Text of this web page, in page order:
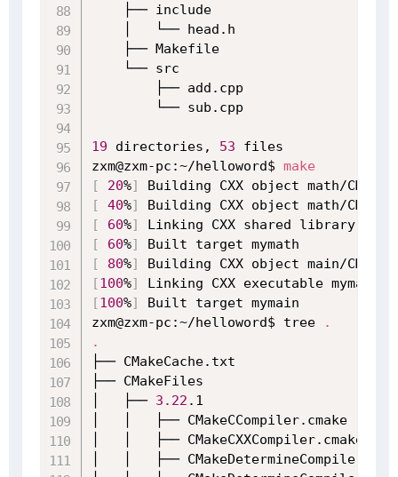
    ├── include
    │   └── head.h
    ├── Makefile
    └── src
        ├── add.cpp
        └── sub.cpp
19 directories, 53 files
zxm@zxm-pc:~/helloword$ make
[
20%]
[
40%]
[
60%]
[
60%]
[
80%]
[100%]
[100%]
Built target mymain
zxm@zxm-pc:~/helloword$ tree
.
.
├── CMakeCache.txt
├── CMakeFiles
│   ├── 3.22 .1
│   │   ├── CMakeCCompiler.cmake
│   │   ├── CMakeCXXCompiler.cmake
│   │   ├──